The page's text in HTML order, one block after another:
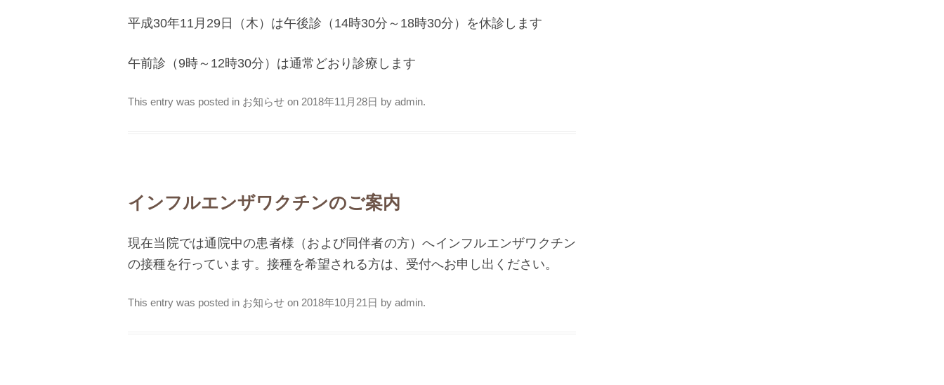
平成30年11月29日（木）は午後診（14時30分～18時30分）を休診します
午前診（9時～12時30分）は通常どおり診療します
This entry was posted in お知らせ on 2018年11月28日 by admin.
インフルエンザワクチンのご案内
現在当院では通院中の患者様（および同伴者の方）へインフルエンザワクチン
の接種を行っています。接種を希望される方は、受付へお申し出ください。
This entry was posted in お知らせ on 2018年10月21日 by admin.